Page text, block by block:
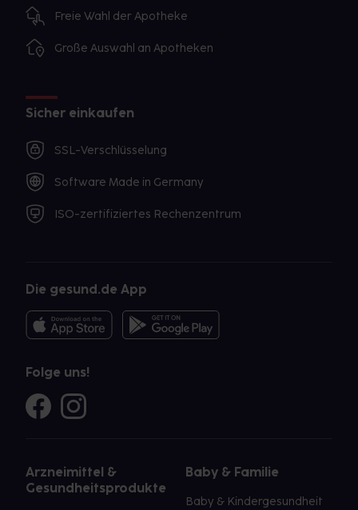
Freie Wahl der Apotheke
Große Auswahl an Apotheken
Sicher einkaufen
SSL-Verschlüsselung
Software Made in Germany
ISO-zertifiziertes Rechenzentrum
Die gesund.de App
Folge uns!
Arzneimittel &
Gesundheitsprodukte
Baby & Familie
Baby & Kindergesundheit